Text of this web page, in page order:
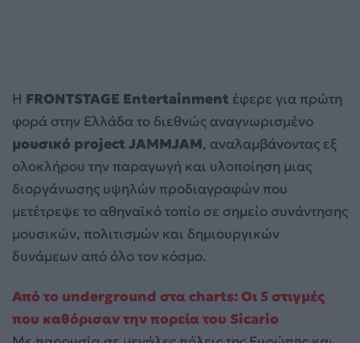
Η FRONTSTAGE Entertainment έφερε για πρώτη
φορά στην Ελλάδα το διεθνώς αναγνωρισμένο
μουσικό project JAMMJAM, αναλαμβάνοντας εξ
ολοκλήρου την παραγωγή και υλοποίηση μιας
διοργάνωσης υψηλών προδιαγραφών που
μετέτρεψε το αθηναϊκό τοπίο σε σημείο συνάντησης
μουσικών, πολιτισμών και δημιουργικών
δυνάμεων από όλο τον κόσμο.
Από το underground στα charts: Οι 5 στιγμές
που καθόρισαν την πορεία του Sicario